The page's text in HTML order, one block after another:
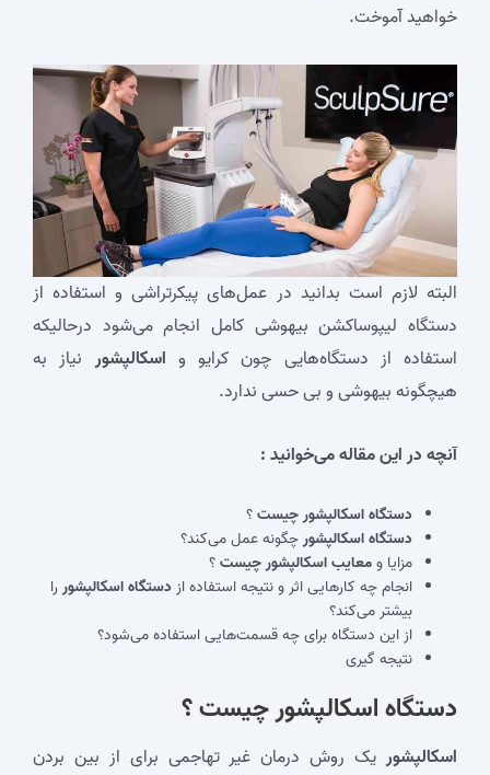
خواهید آموخت.
البته لازم است بدانید در عمل‌های پیکرتراشی و استفاده از
دستگاه لیپوساکشن بیهوشی کامل انجام می‌شود درحالیکه
استفاده از دستگاه‌هایی چون کرایو و اسکالپشورنیاز به
هیچگونه بیهوشی و بی حسی ندارد.
آنچه در این مقاله می‌خوانید :
دستگاه اسکالپشور چیست؟
دستگاه اسکالپشور چگونه عمل می‌کند؟
مزایا ومعایب اسکالپشور چیست؟
انجام چه کارهایی اثر و نتیجه استفاده ازدستگاه اسکالپشور را
بیشتر می‌کند؟
از این دستگاه برای چه قسمت‌هایی استفاده می‌شود؟
نتیجه گیری
دستگاه اسکالپشور چیست؟
اسکالپشوریک روش درمان غیر تهاجمی برای از بین بردن